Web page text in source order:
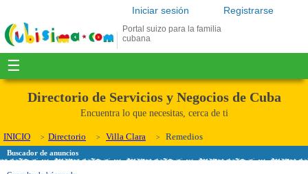
Registrarse
Iniciar sesión
Portal suizo para la familia
cubana
☰
Directorio de Servicios y Negocios de Cuba
Encuentra lo que necesitas, cerca de ti
INICIO Directorio Villa Clara Remedios
Buscador de anuncios